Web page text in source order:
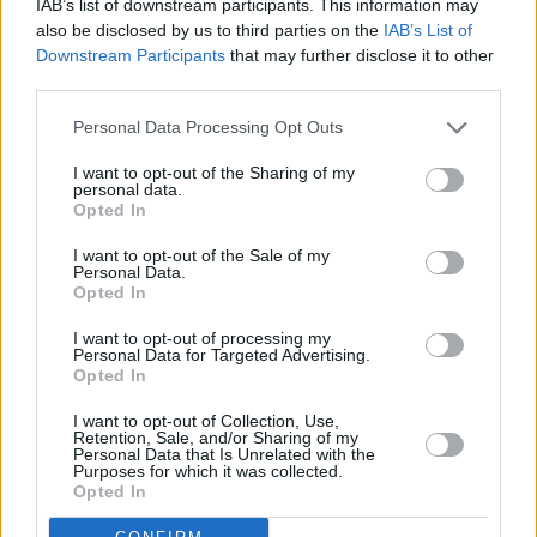
IAB’s list of downstream participants. This information may
also be disclosed by us to third parties on the IAB’s List of
Downstream Participants that may further disclose it to other
Personal Data Processing Opt Outs
I want to opt-out of the Sharing of my
personal data.
Opted In
I want to opt-out of the Sale of my
Personal Data.
Opted In
I want to opt-out of processing my
Personal Data for Targeted Advertising.
Opted In
I want to opt-out of Collection, Use,
Retention, Sale, and/or Sharing of my
Personal Data that Is Unrelated with the
Purposes for which it was collected.
Opted In
Pociągiem z Polski do Włoch?!
Nowość od PKP Intercity! |
3. Odpoczynek – siła napędowa do
W procesie dążenia do utraty wagi, sen i odpowiedni
odpoczynek stanowią niezwykle istotny, a często
niedoceniany, element. Regularny, głęboki sen
odgrywa kluczową rolę w regulacji hormonów
odpowiedzialnych za kontrolę apetytu. Brak
odpowiedniej ilości snu może prowadzić do wzrostu
łaknienia oraz zmniejszenia zdolności organizmu do
przetwarzania cukrów, co utrudnia utrzymanie